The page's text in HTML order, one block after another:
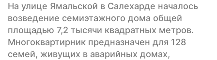
На улице Ямальской в Салехарде началось
возведение семиэтажного дома общей
площадью 7,2 тысячи квадратных метров.
Многоквартирник предназначен для 128
семей, живущих в аварийных домах,